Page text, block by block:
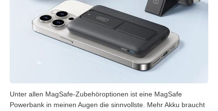
Unter allen MagSafe-Zubehöroptionen ist eine MagSafe
Powerbank in meinen Augen die sinnvollste. Mehr Akku braucht